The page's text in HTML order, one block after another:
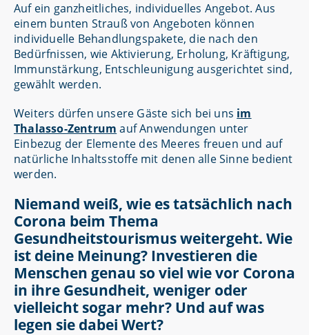
Auf ein ganzheitliches, individuelles Angebot. Aus
einem bunten Strauß von Angeboten können
individuelle Behandlungspakete, die nach den
Bedürfnissen, wie Aktivierung, Erholung, Kräftigung,
Immunstärkung, Entschleunigung ausgerichtet sind,
gewählt werden.
Weiters dürfen unsere Gäste sich bei uns im
Thalasso-Zentrum auf Anwendungen unter
Einbezug der Elemente des Meeres freuen und auf
natürliche Inhaltsstoffe mit denen alle Sinne bedient
werden.
Niemand weiß, wie es tatsächlich nach
Corona beim Thema
Gesundheitstourismus weitergeht. Wie
ist deine Meinung? Investieren die
Menschen genau so viel wie vor Corona
in ihre Gesundheit, weniger oder
vielleicht sogar mehr? Und auf was
legen sie dabei Wert?